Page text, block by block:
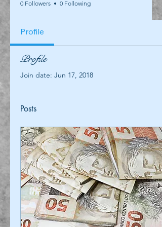
0 Followers 0 Following
Profile
Profile
Join date: Jun 17, 2018
Posts